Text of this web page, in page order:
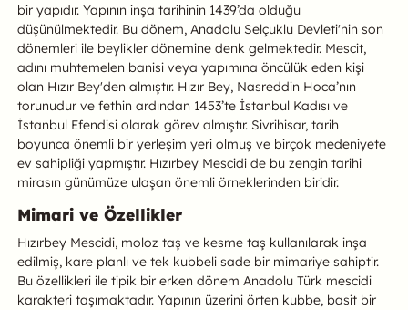
bir yapıdır. Yapının inşa tarihinin 1439’da olduğu
düşünülmektedir. Bu dönem, Anadolu Selçuklu Devleti'nin son
dönemleri ile beylikler dönemine denk gelmektedir. Mescit,
adını muhtemelen banisi veya yapımına öncülük eden kişi
olan Hızır Bey'den almıştır. Hızır Bey, Nasreddin Hoca’nın
torunudur ve fethin ardından 1453’te İstanbul Kadısı ve
İstanbul Efendisi olarak görev almıştır. Sivrihisar, tarih
boyunca önemli bir yerleşim yeri olmuş ve birçok medeniyete
ev sahipliği yapmıştır. Hızırbey Mescidi de bu zengin tarihi
mirasın günümüze ulaşan önemli örneklerinden biridir.
Mimari ve Özellikler
Hızırbey Mescidi, moloz taş ve kesme taş kullanılarak inşa
edilmiş, kare planlı ve tek kubbeli sade bir mimariye sahiptir.
Bu özellikleri ile tipik bir erken dönem Anadolu Türk mescidi
karakteri taşımaktadır. Yapının üzerini örten kubbe, basit bir